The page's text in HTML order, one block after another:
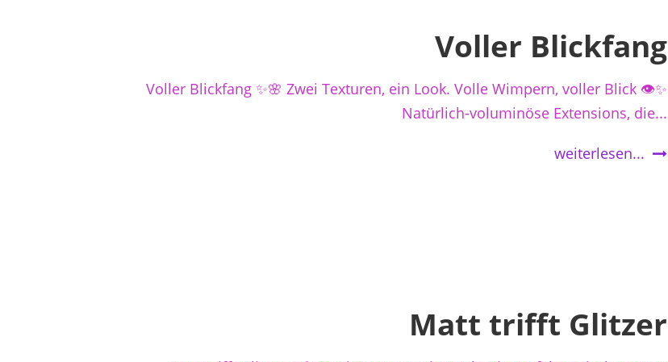
Voller Blickfang
Voller Blickfang ✨🌸 Zwei Texturen, ein Look. Volle Wimpern, voller Blick 👁️✨
Natürlich-voluminöse Extensions, die...
weiterlesen...
Matt trifft Glitzer